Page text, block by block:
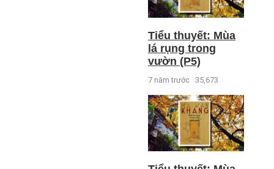
Tiểu thuyết: Mùa
lá rụng trong
vườn (P5)
7 năm trước 35,673